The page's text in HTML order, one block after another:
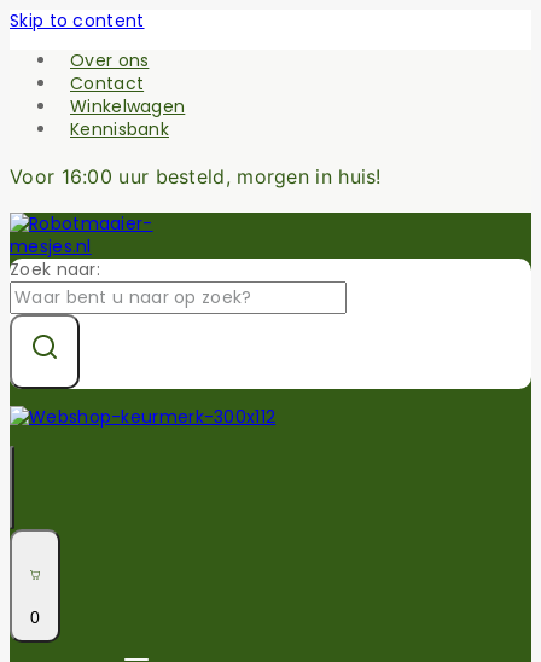
Skip to content
Over ons
Contact
Winkelwagen
Kennisbank
Voor 16:00 uur besteld, morgen in huis!
Zoek naar:
0